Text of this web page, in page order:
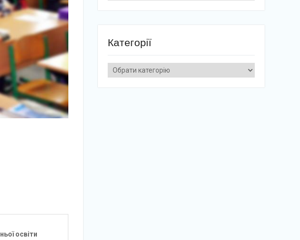
освіти
Категорії
Категорії